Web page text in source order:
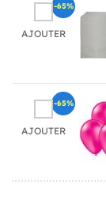
AJOUTER
-65%
AJOUTER
-65%